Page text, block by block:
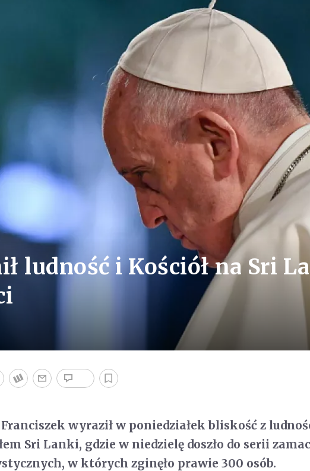
ludność i Kościół na Sri
Franciszek wyraził w poniedziałek bliskość z
Sri Lanki, gdzie w niedzielę doszło do serii
w których zginęło prawie 300 osób.